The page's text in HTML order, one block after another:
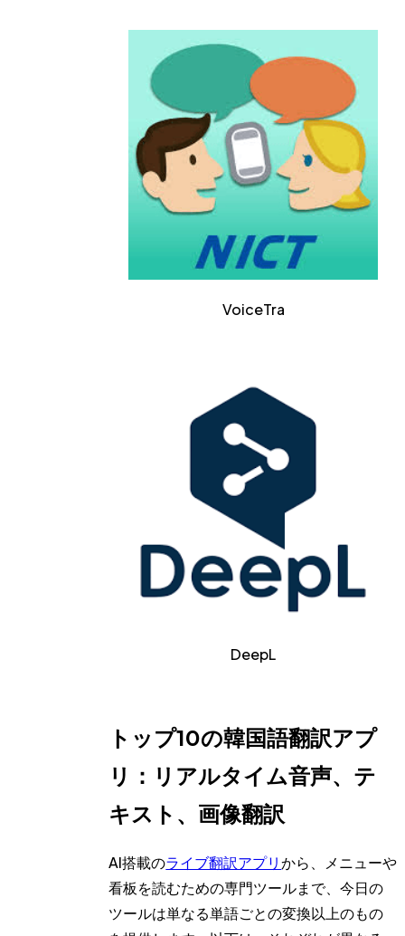
VoiceTra
DeepL
トップ10の韓国語翻訳アプ
リ：リアルタイム音声、テ
キスト、画像翻訳
AI搭載のライブ翻訳アプリから、メニューや
看板を読むための専門ツールまで、今日の
ツールは単なる単語ごとの変換以上のもの